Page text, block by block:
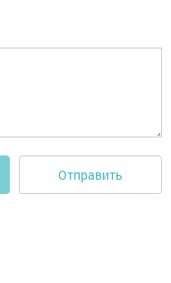
Отправить